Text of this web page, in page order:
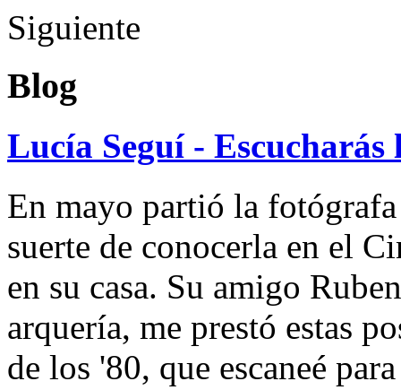
Siguiente
Blog
Lucía Seguí - Escucharás
En mayo partió la
suerte de conocerla en el
en su casa. Su amigo
arquería, me prestó estas
de los '80, que escaneé